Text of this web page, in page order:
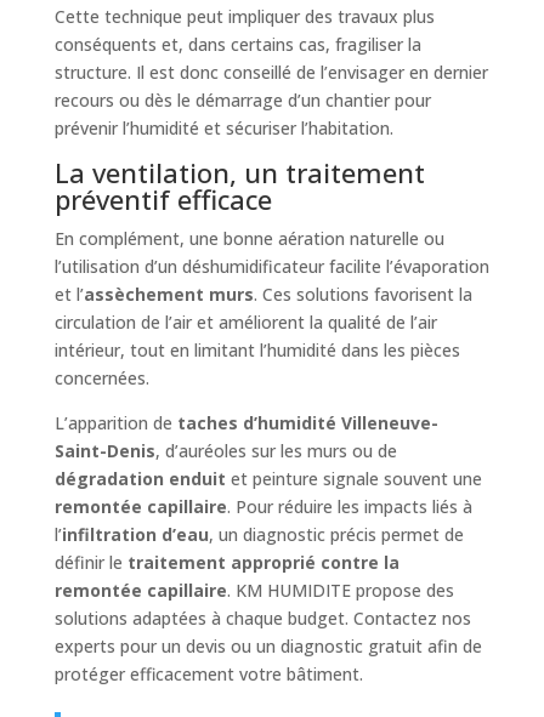
Cette technique peut impliquer des travaux plus
conséquents et, dans certains cas, fragiliser la
structure. Il est donc conseillé de l’envisager en dernier
recours ou dès le démarrage d’un chantier pour
prévenir l’humidité et sécuriser l’habitation.
La ventilation, un traitement
préventif efficace
En complément, une bonne aération naturelle ou
l’utilisation d’un déshumidificateur facilite l’évaporation
et l’assèchement murs. Ces solutions favorisent la
circulation de l’air et améliorent la qualité de l’air
intérieur, tout en limitant l’humidité dans les pièces
concernées.
L’apparition de taches d’humidité Villeneuve-
Saint-Denis, d’auréoles sur les murs ou de
dégradation enduit et peinture signale souvent une
remontée capillaire. Pour réduire les impacts liés à
l’infiltration d’eau, un diagnostic précis permet de
définir le traitement approprié contre la
remontée capillaire. KM HUMIDITE propose des
solutions adaptées à chaque budget. Contactez nos
experts pour un devis ou un diagnostic gratuit afin de
protéger efficacement votre bâtiment.